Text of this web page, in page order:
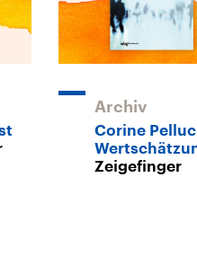
Archiv
Corine
Zeigefinger